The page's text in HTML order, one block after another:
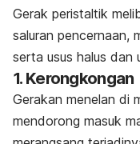
Gerak peristaltik
saluran pencernaan,
serta usus halus dan
1. Kerongkongan
Gerakan menelan di
mendorong masuk